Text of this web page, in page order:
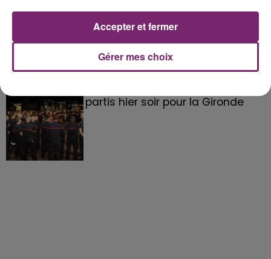
éclipse solaire du 12 Août 2026
partis hier soir pour la Gironde
Gérer mes choix
Accepter et fermer